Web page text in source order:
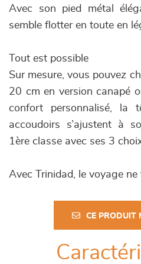
Avec son pied métal
semble flotter en toute en
Tout est possible
Sur mesure, vous pouvez
20 cm en version canapé
confort personnalisé, la
accoudoirs s’ajustent à
1ère classe avec ses 3
Avec Trinidad, le voyage
CE PRODUIT